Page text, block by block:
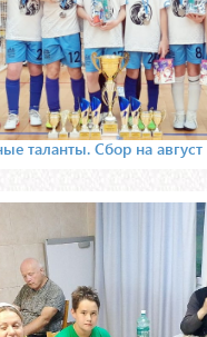
таланты. Сбор на август